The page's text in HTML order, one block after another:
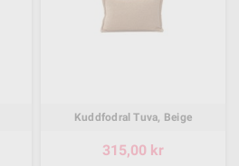
Kuddfodral Tuva, Beige
315,00 kr